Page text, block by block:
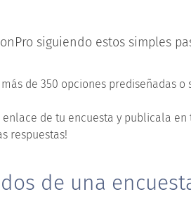
siguiendo estos simples
de 350 opciones prediseñadas
de tu encuesta y publicala en
respuestas!
de una